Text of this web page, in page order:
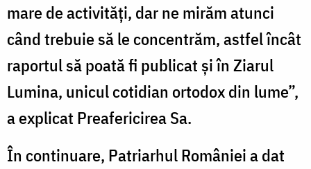
mare de activități, dar ne mirăm atunci
când trebuie să le concentrăm, astfel încât
raportul să poată fi publicat și în Ziarul
Lumina, unicul cotidian ortodox din lume”,
a explicat Preafericirea Sa.
În continuare, Patriarhul României a dat